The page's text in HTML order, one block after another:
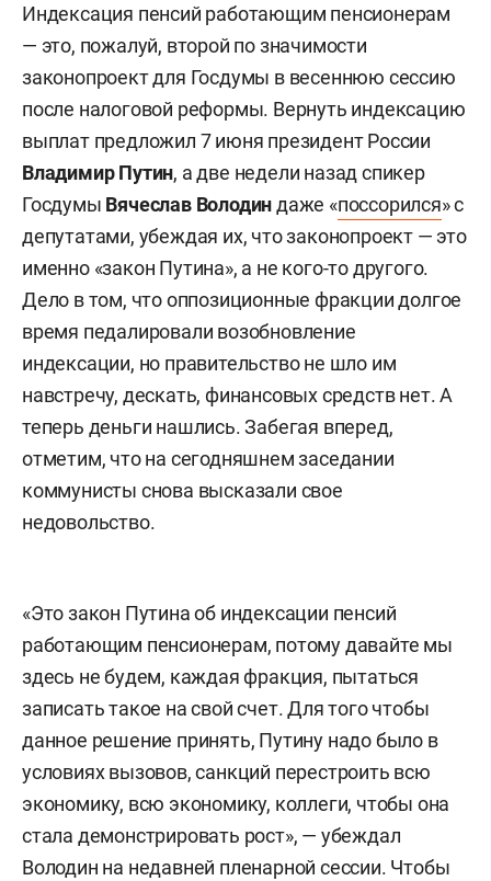
Индексация пенсий работающим пенсионерам
— это, пожалуй, второй по значимости
законопроект для Госдумы в весеннюю сессию
после налоговой реформы. Вернуть индексацию
выплат предложил 7 июня президент России
Владимир Путин, а две недели назад спикер
Госдумы Вячеслав Володиндаже «поссорился» с
депутатами, убеждая их, что законопроект — это
именно «закон Путина», а не кого-то другого.
Дело в том, что оппозиционные фракции долгое
время педалировали возобновление
индексации, но правительство не шло им
навстречу, дескать, финансовых средств нет. А
теперь деньги нашлись. Забегая вперед,
отметим, что на сегодняшнем заседании
коммунисты снова высказали свое
недовольство.
«Это закон Путина об индексации пенсий
работающим пенсионерам, потому давайте мы
здесь не будем, каждая фракция, пытаться
записать такое на свой счет. Для того чтобы
данное решение принять, Путину надо было в
условиях вызовов, санкций перестроить всю
экономику, всю экономику, коллеги, чтобы она
стала демонстрировать рост», — убеждал
Володин на недавней пленарной сессии. Чтобы